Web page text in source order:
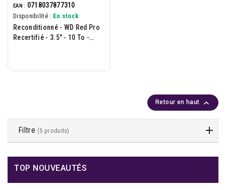
EAN : 0718037877310
Disponibilité : En stock
Reconditionné - WD Red Pro
Recertifié - 3.5" - 10 To -
Retour en haut 
Filtre (5 produits)
TOP NOUVEAUTÉS 